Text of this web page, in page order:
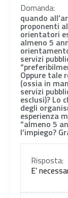
Domanda:
quando
proponenti
orientatori
almeno 5
servizi
Oppure tale
(ossia in
servizi
esclusi)? Lo
degli
esperienza
“almeno 5
l’impiego?
Risposta:
E’